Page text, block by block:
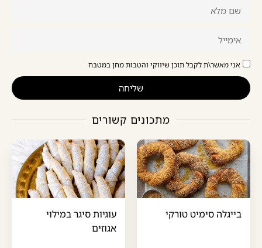
אני מאשר\ת לקבל תוכן שיווקי והטבות מחן במטבח
שליחה
מתכונים קשורים
בייגלה סימיט טורקי
עוגיות סיגר במילוי
אגוזים